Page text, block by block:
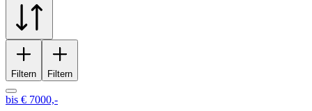
Filtern Filtern
bis € 7000,-